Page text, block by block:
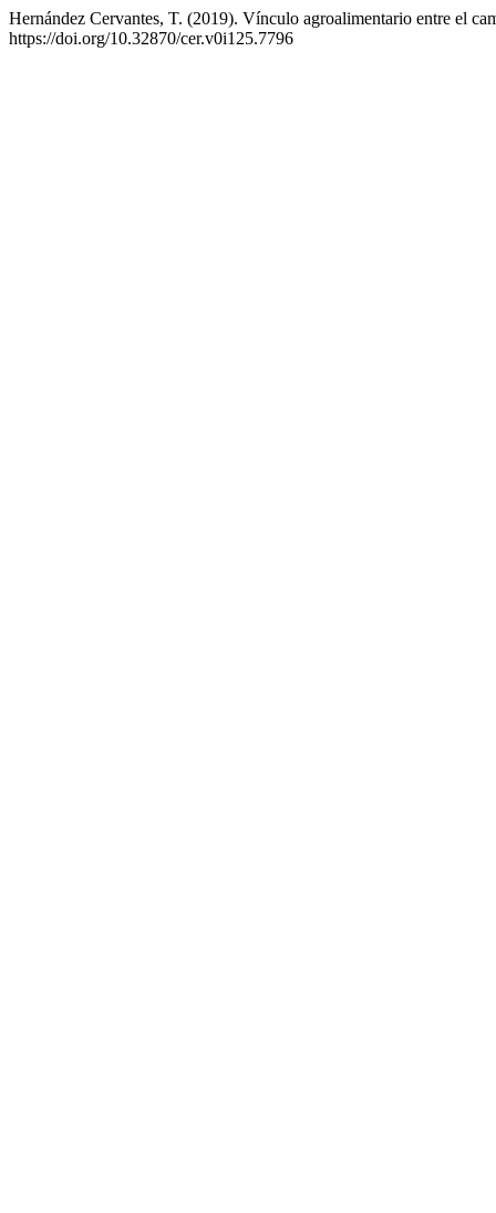
Hernández Cervantes, T. (2019). Vínculo agroalimentario entre el
https://doi.org/10.32870/cer.v0i125.7796